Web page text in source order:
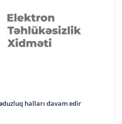
halları davam edir